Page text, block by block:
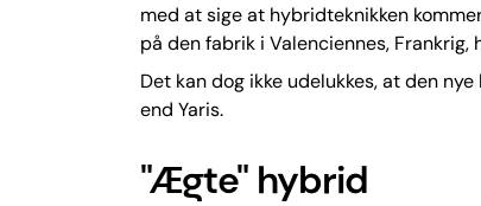
med at sige at hybridteknikken
på den fabrik i Valenciennes, Frankrig,
Det kan dog ikke udelukkes, at den
end Yaris.
"Ægte" hybrid